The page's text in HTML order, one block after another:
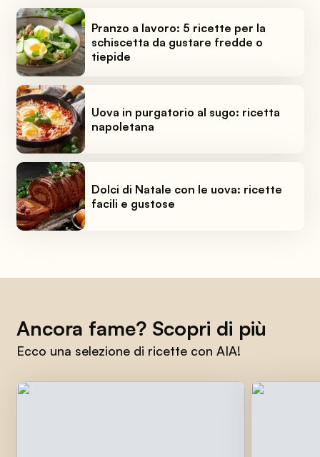
Pranzo a lavoro: 5 ricette per la
schiscetta da gustare fredde o
tiepide
Uova in purgatorio al sugo: ricetta
napoletana
Dolci di Natale con le uova: ricette
facili e gustose
Ancora fame? Scopri di più
Ecco una selezione di ricette con AIA!